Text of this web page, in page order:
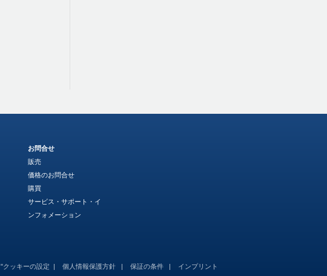
お問合せ
販売
価格のお問合せ
購買
サービス・サポート・イ
ンフォメーション
"クッキーの設定 個人情報保護方針 保証の条件 インプリント